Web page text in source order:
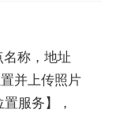
称，地址
并上传照片
服务】，